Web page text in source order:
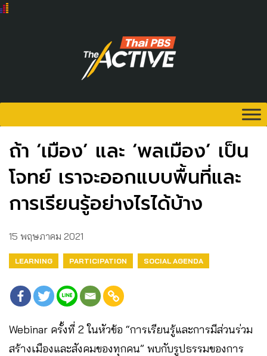
ถ้า ‘เมือง’ และ ‘พลเมือง’ เป็น
โจทย์ เราจะออกแบบพื้นที่และ
การเรียนรู้อย่างไรได้บ้าง
15 พฤษภาคม 2021
LEARNING PARTICIPATION SOCIAL AGENDA
Webinar ครั้งที่ 2 ในหัวข้อ “การเรียนรู้และการมีส่วนร่วม
สร้างเมืองและสังคมของทุกคน” พบกับรูปธรรมของการ